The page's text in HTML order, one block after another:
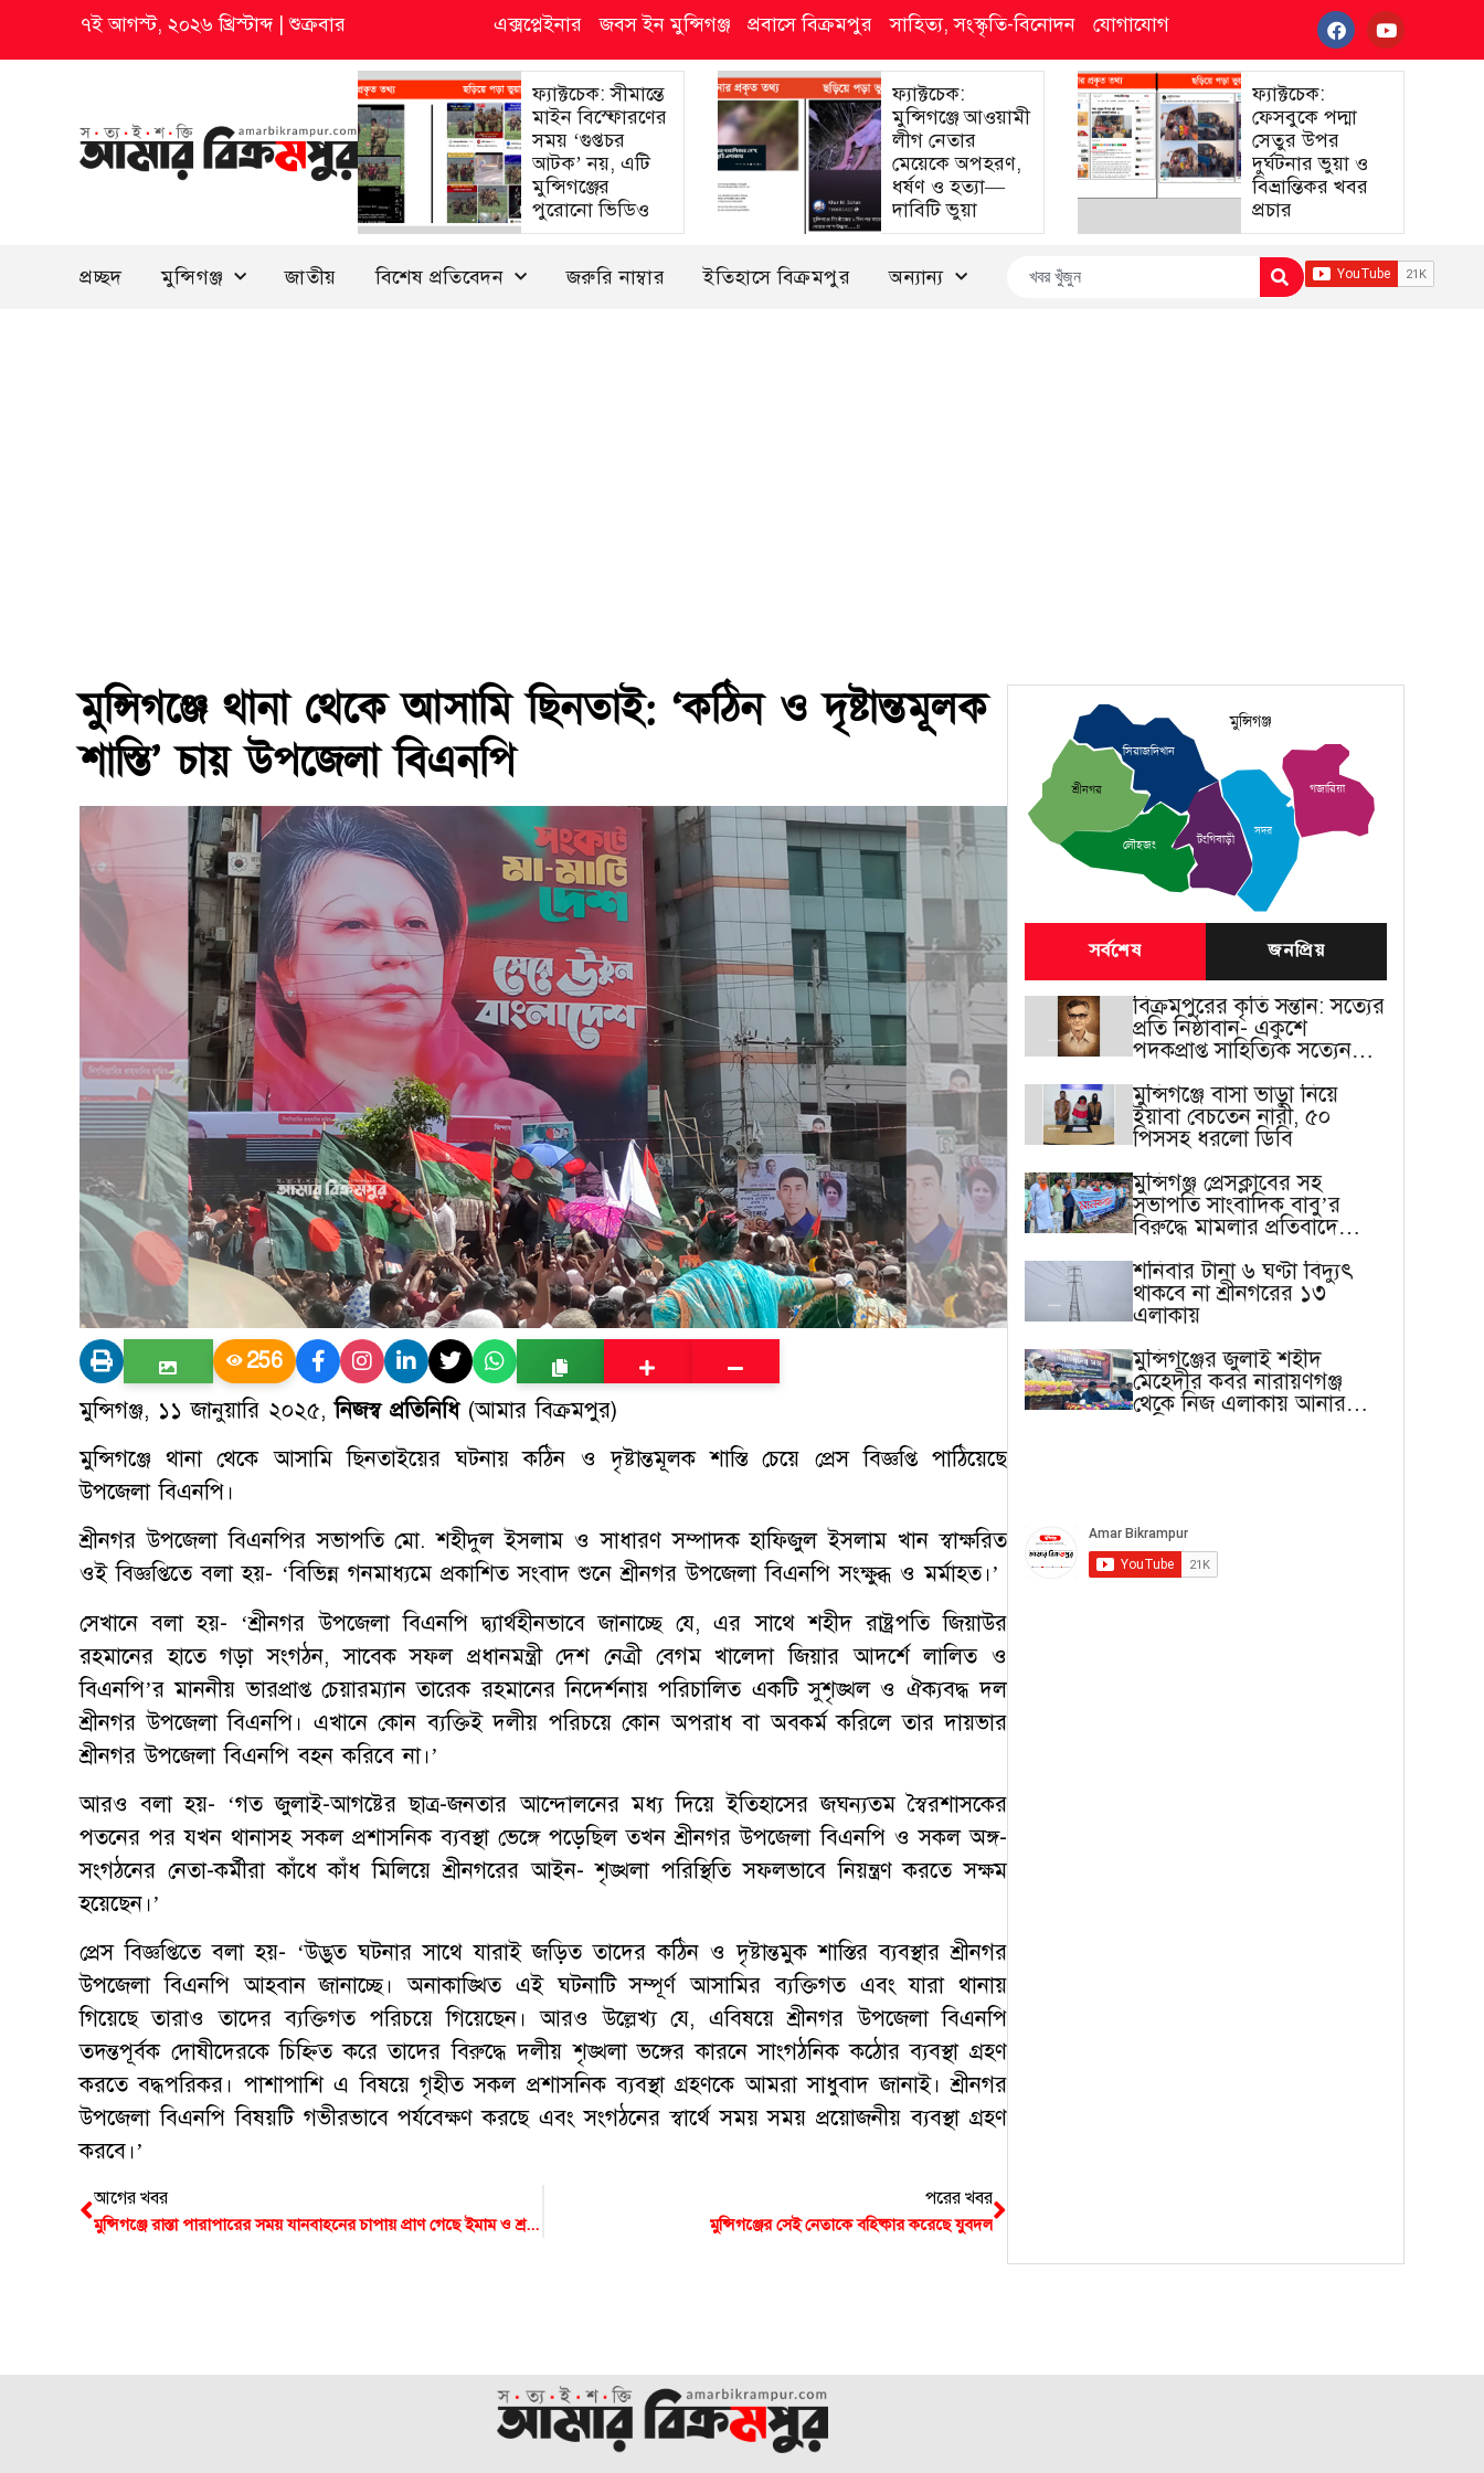
৭ই আগস্ট, ২০২৬ খ্রিস্টাব্দ|শুক্রবার এক্সপ্লেইনার জবস ইন মুন্সিগঞ্জ প্রবাসে বিক্রমপুর সাহিত্য, সংস্কৃতি-বিনোদন যোগাযোগ
ফ্যাক্টচেক: সীমান্তে
মাইন বিস্ফোরণের
সময় ‘গুপ্তচর
আটক’ নয়, এটি
মুন্সিগঞ্জের
পুরোনো ভিডিও
ফ্যাক্টচেক:
মুন্সিগঞ্জে আওয়ামী
লীগ নেতার
মেয়েকে অপহরণ,
ধর্ষণ ও হত্যা—
দাবিটি ভুয়া
ফ্যাক্টচেক:
ফেসবুকে পদ্মা
সেতুর উপর
দুর্ঘটনার ভুয়া ও
বিভ্রান্তিকর খবর
প্রচার
প্রচ্ছদ মুন্সিগঞ্জ জাতীয় বিশেষ প্রতিবেদন জরুরি নাম্বার ইতিহাসে বিক্রমপুর অন্যান্য
মুন্সিগঞ্জে থানা থেকে আসামি ছিনতাই: ‘কঠিন ও দৃষ্টান্তমূলক
শাস্তি’ চায় উপজেলা বিএনপি
256
মুন্সিগঞ্জ, ১১ জানুয়ারি ২০২৫,নিজস্ব প্রতিনিধি (আমার বিক্রমপুর)
মুন্সিগঞ্জে থানা থেকে আসামি ছিনতাইয়ের ঘটনায় কঠিন ও দৃষ্টান্তমূলক শাস্তি চেয়ে প্রেস বিজ্ঞপ্তি পাঠিয়েছে
উপজেলা বিএনপি।
শ্রীনগর উপজেলা বিএনপির সভাপতি মো. শহীদুল ইসলাম ও সাধারণ সম্পাদক হাফিজুল ইসলাম খান স্বাক্ষরিত
ওই বিজ্ঞপ্তিতে বলা হয়- ‘বিভিন্ন গনমাধ্যমে প্রকাশিত সংবাদ শুনে শ্রীনগর উপজেলা বিএনপি সংক্ষুব্ধ ও মর্মাহত।’
সেখানে বলা হয়- ‘শ্রীনগর উপজেলা বিএনপি দ্ব্যার্থহীনভাবে জানাচ্ছে যে, এর সাথে শহীদ রাষ্ট্রপতি জিয়াউর
রহমানের হাতে গড়া সংগঠন, সাবেক সফল প্রধানমন্ত্রী দেশ নেত্রী বেগম খালেদা জিয়ার আদর্শে লালিত ও
বিএনপি’র মাননীয় ভারপ্রাপ্ত চেয়ারম্যান তারেক রহমানের নিদের্শনায় পরিচালিত একটি সুশৃঙ্খল ও ঐক্যবদ্ধ দল
শ্রীনগর উপজেলা বিএনপি। এখানে কোন ব্যক্তিই দলীয় পরিচয়ে কোন অপরাধ বা অবকর্ম করিলে তার দায়ভার
শ্রীনগর উপজেলা বিএনপি বহন করিবে না।’
আরও বলা হয়- ‘গত জুলাই-আগষ্টের ছাত্র-জনতার আন্দোলনের মধ্য দিয়ে ইতিহাসের জঘন্যতম স্বৈরশাসকের
পতনের পর যখন থানাসহ সকল প্রশাসনিক ব্যবস্থা ভেঙ্গে পড়েছিল তখন শ্রীনগর উপজেলা বিএনপি ও সকল অঙ্গ-
সংগঠনের নেতা-কর্মীরা কাঁধে কাঁধ মিলিয়ে শ্রীনগরের আইন- শৃঙ্খলা পরিস্থিতি সফলভাবে নিয়ন্ত্রণ করতে সক্ষম
হয়েছেন।’
প্রেস বিজ্ঞপ্তিতে বলা হয়- ‘উদ্ভুত ঘটনার সাথে যারাই জড়িত তাদের কঠিন ও দৃষ্টান্তমুক শাস্তির ব্যবস্থার শ্রীনগর
উপজেলা বিএনপি আহবান জানাচ্ছে। অনাকাঙ্খিত এই ঘটনাটি সম্পূর্ণ আসামির ব্যক্তিগত এবং যারা থানায়
গিয়েছে তারাও তাদের ব্যক্তিগত পরিচয়ে গিয়েছেন। আরও উল্লেখ্য যে, এবিষয়ে শ্রীনগর উপজেলা বিএনপি
তদন্তপূর্বক দোষীদেরকে চিহ্নিত করে তাদের বিরুদ্ধে দলীয় শৃঙ্খলা ভঙ্গের কারনে সাংগঠনিক কঠোর ব্যবস্থা গ্রহণ
করতে বদ্ধপরিকর। পাশাপাশি এ বিষয়ে গৃহীত সকল প্রশাসনিক ব্যবস্থা গ্রহণকে আমরা সাধুবাদ জানাই। শ্রীনগর
উপজেলা বিএনপি বিষয়টি গভীরভাবে পর্যবেক্ষণ করছে এবং সংগঠনের স্বার্থে সময় সময় প্রয়োজনীয় ব্যবস্থা গ্রহণ
করবে।’
আগের খবর
মুন্সিগঞ্জে রাস্তা পারাপারের সময় যানবাহনের চাপায় প্রাণ গেছে ইমাম ও শ্রমিকের
পরের খবর
মুন্সিগঞ্জের সেই নেতাকে বহিষ্কার করেছে যুবদল
শ্রীনগর
সিরাজদিখান
টংগিবাড়ী
সদর
গজারিয়া
লৌহজং
মুন্সিগঞ্জ
সর্বশেষ জনপ্রিয়
বিক্রমপুরের কৃতি সন্তান: সত্যের
প্রতি নিষ্ঠাবান- একুশে
পদকপ্রাপ্ত সাহিত্যিক সত্যেন
মুন্সিগঞ্জে বাসা ভাড়া নিয়ে
ইয়াবা বেচতেন নারী, ৫০
পিসসহ ধরলো ডিবি
মুন্সিগঞ্জ প্রেসক্লাবের সহ
সভাপতি সাংবাদিক বাবু’র
বিরুদ্ধে মামলার প্রতিবাদে
শনিবার টানা ৬ ঘণ্টা বিদ্যুৎ
থাকবে না শ্রীনগরের ১৩
এলাকায়
মুন্সিগঞ্জের জুলাই শহীদ
মেহেদীর কবর নারায়ণগঞ্জ
থেকে নিজ এলাকায় আনার